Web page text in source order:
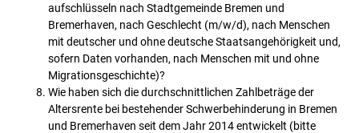
aufschlüsseln nach Stadtgemeinde Bremen und
Bremerhaven, nach Geschlecht (m/w/d), nach Menschen
mit deutscher und ohne deutsche Staatsangehörigkeit und,
sofern Daten vorhanden, nach Menschen mit und ohne
Migrationsgeschichte)?
Wie haben sich die durchschnittlichen Zahlbeträge der
Altersrente bei bestehender Schwerbehinderung in Bremen
und Bremerhaven seit dem Jahr 2014 entwickelt (bitte